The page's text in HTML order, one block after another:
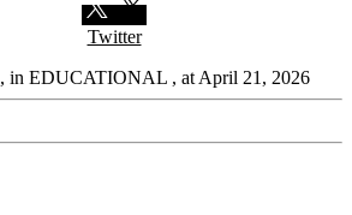
Twitter
, in EDUCATIONAL , at April 21, 2026